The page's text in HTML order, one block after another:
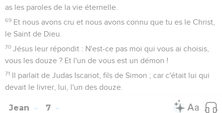
as les paroles de la vie éternelle.
69 Et nous avons cru et nous avons connu que tu es le Christ,
le Saint de Dieu.
70 Jésus leur répondit : N'est-ce pas moi qui vous ai choisis,
vous les douze ? Et l'un de vous est un démon !
71 Il parlait de Judas Iscariot, fils de Simon ; car c'était lui qui
devait le livrer, lui, l'un des douze.
Jean 7